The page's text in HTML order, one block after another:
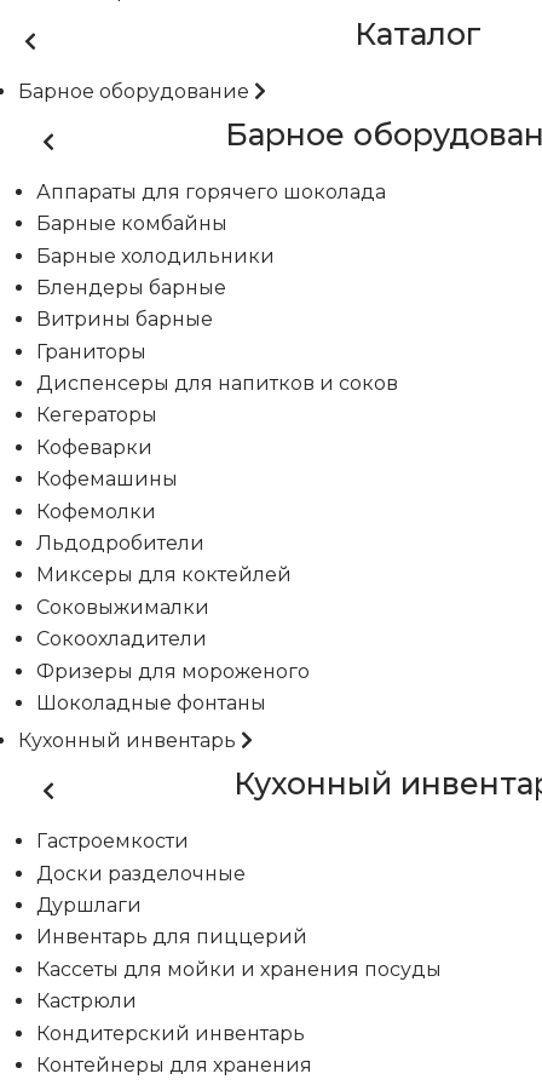
Каталог
Барное оборудование
Барное
Аппараты для горячего шоколада
Барные комбайны
Барные холодильники
Блендеры барные
Витрины барные
Граниторы
Диспенсеры для напитков и соков
Кегераторы
Кофеварки
Кофемашины
Кофемолки
Льдодробители
Миксеры для коктейлей
Соковыжималки
Сокоохладители
Фризеры для мороженого
Шоколадные фонтаны
Кухонный инвентарь
Кухонный
Гастроемкости
Доски разделочные
Дуршлаги
Инвентарь для пиццерий
Кассеты для мойки и хранения посуды
Кастрюли
Кондитерский инвентарь
Контейнеры для хранения